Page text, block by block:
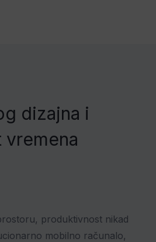
dizajna i
vremena
produktivnost nikad
mobilno računalo,